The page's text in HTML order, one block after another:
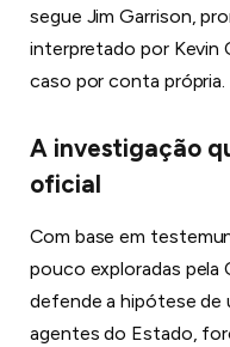
segue Jim Garrison,
interpretado por Kevin
caso por conta própria.
A investigação
oficial
Com base em
pouco exploradas pela
defende a hipótese de
agentes do Estado,